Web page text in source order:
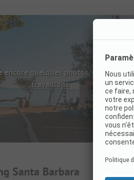
encore quelques photos, mais nous y
travaillons
Santa Barbara